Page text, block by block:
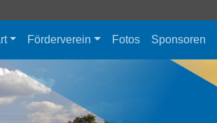
Förderverein Fotos Sponsoren